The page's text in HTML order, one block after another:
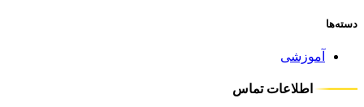
دسته‌ها
آموزشی
اطلاعات تماس